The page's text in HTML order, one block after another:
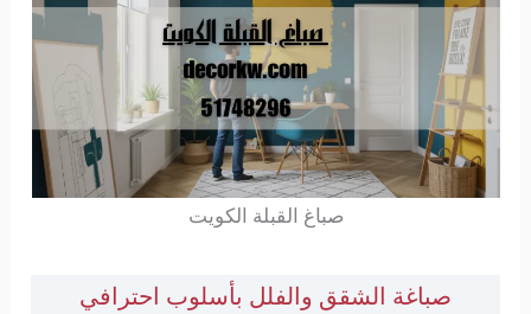
صباغ القبلة الكويت
صباغة الشقق والفلل بأسلوب احترافي